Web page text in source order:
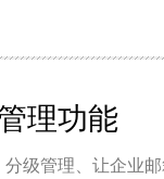
理功能
级管理、让企业